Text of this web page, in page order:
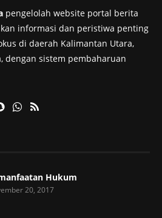
pengelolah website portal berita
informasi dan peristiwa penting
di daerah Kalimantan Utara,
dengan sistem pembaharuan
Hukum
20, 2017